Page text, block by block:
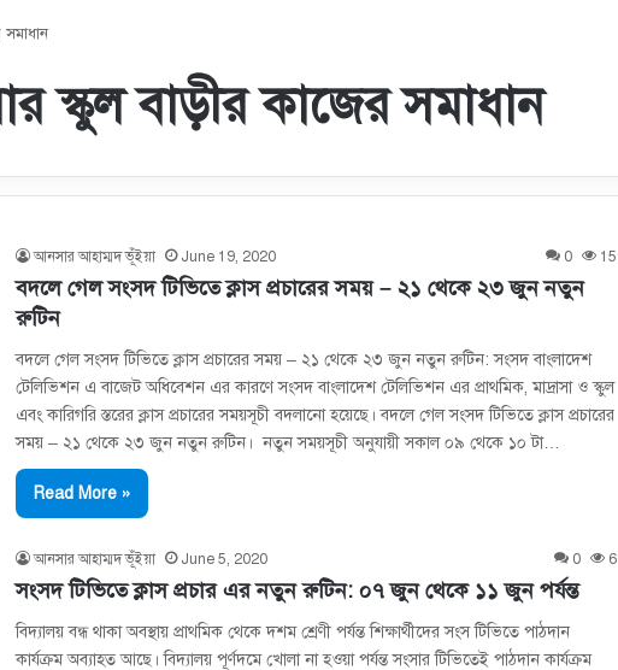
স্কুল বাড়ীর কাজের সমাধান
আনসার আহাম্মদ ভূঁইয়া June 19, 2020 0 15
বদলে গেল সংসদ টিভিতে ক্লাস প্রচারের সময় – ২১ থেকে ২৩ জুন নতুন
রুটিন
বদলে গেল সংসদ টিভিতে ক্লাস প্রচারের সময় – ২১ থেকে ২৩ জুন নতুন রুটিন: সংসদ বাংলাদেশ
টেলিভিশন এ বাজেট অধিবেশন এর কারণে সংসদ বাংলাদেশ টেলিভিশন এর প্রাথমিক, মাদ্রাসা ও স্কুল
এবং কারিগরি স্তরের ক্লাস প্রচারের সময়সূচী বদলানো হয়েছে। বদলে গেল সংসদ টিভিতে ক্লাস প্রচারের
সময় – ২১ থেকে ২৩ জুন নতুন রুটিন। নতুন সময়সূচী অনুযায়ী সকাল ০৯ থেকে ১০ টা…
Read More »
আনসার আহাম্মদ ভূঁইয়া June 5, 2020 0 6
সংসদ টিভিতে ক্লাস প্রচার এর নতুন রুটিন: ০৭ জুন থেকে ১১ জুন পর্যন্ত
বিদ্যালয় বন্ধ থাকা অবস্থায় প্রাথমিক থেকে দশম শ্রেণী পর্যন্ত শিক্ষার্থীদের সংস টিভিতে পাঠদান
কার্যক্রম অব্যাহত আছে। বিদ্যালয় পূর্ণদমে খোলা না হওয়া পর্যন্ত সংসার টিভিতেই পাঠদান কার্যক্রম